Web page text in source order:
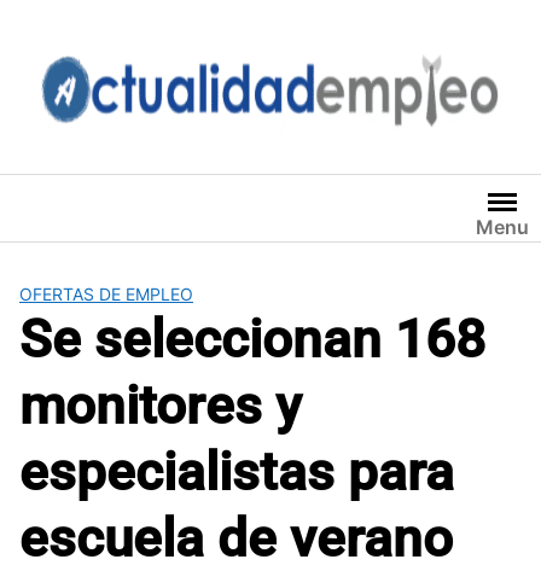
contenido
Menu
OFERTAS DE EMPLEO
Se seleccionan 168
monitores y
especialistas para
escuela de verano